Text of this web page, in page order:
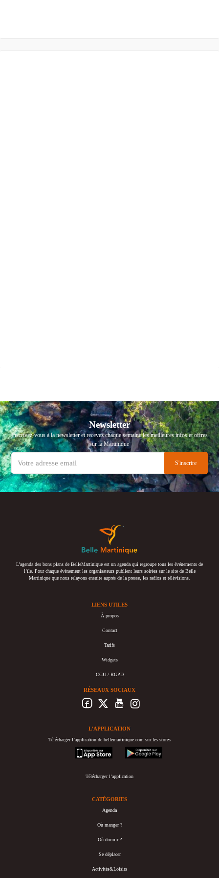
Newsletter
Inscrivez-vous à la newsletter et recevez chaque semaine les meilleures infos et offres
sur la Martinique
L’agenda des bons plans de BelleMartinique est un agenda qui regroupe tous les événements de
l’île. Pour chaque événement les organisateurs publient leurs soirées sur le site de Belle
Martinique que nous relayons ensuite auprès de la presse, les radios et télévisions.
LIENS UTILES
À propos
Contact
Tarifs
Widgets
CGU / RGPD
RÉSEAUX SOCIAUX
L’APPLICATION
Télécharger l’application de bellemartinique.com sur les stores
appstore
googleplay
Télécharger l’application
CATÉGORIES
Agenda
Où manger ?
Où dormir ?
Se déplacer
Activités&Loisirs